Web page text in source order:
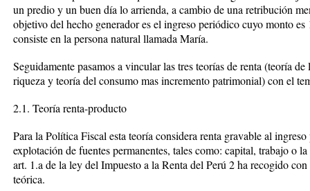
un predio y un buen día lo arrienda, a cambio de una retribución
objetivo del hecho generador es el ingreso periódico cuyo monto
consiste en la persona natural llamada María.
Seguidamente pasamos a vincular las tres teorías de renta (teoría
riqueza y teoría del consumo mas incremento patrimonial) con el
2.1. Teoría renta-producto
Para la Política Fiscal esta teoría considera renta gravable al
explotación de fuentes permanentes, tales como: capital, trabajo o
art. 1.a de la ley del Impuesto a la Renta del Perú 2 ha recogido
teórica.